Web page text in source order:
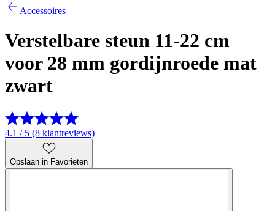
Accessoires
Verstelbare steun 11-22 cm
voor 28 mm gordijnroede mat
zwart
4.1 / 5 (8 klantreviews)
Opslaan in Favorieten